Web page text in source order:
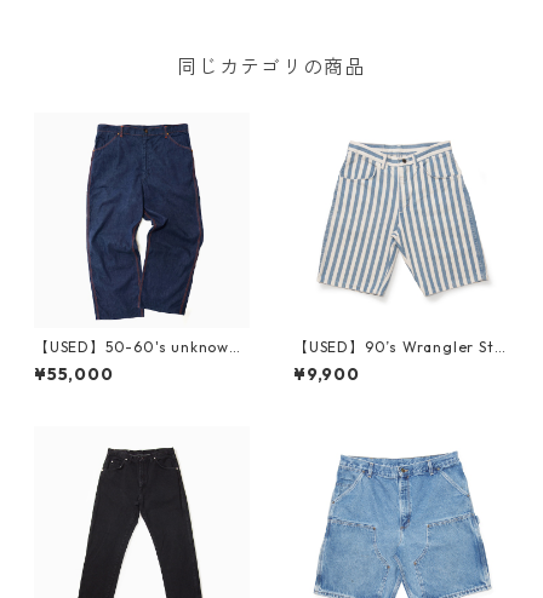
同じカテゴリの商品
【USED】50-60's unknown
Denim Painter Pants 実寸 W
36 L27
¥55,000
【USED】90’s Wrangler Stri
pe Short Pants W29 Made i
n USA
¥9,900